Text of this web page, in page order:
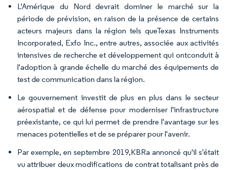
L'Amérique du Nord devrait dominer le marché sur la
période de prévision, en raison de la présence de certains
acteurs majeurs dans la région tels queTexas Instruments
Incorporated, Exfo Inc., entre autres, associée aux activités
intensives de recherche et développement qui ontconduit à
l'adoption à grande échelle du marché des équipements de
test de communication dans la région.
Le gouvernement investit de plus en plus dans le secteur
aérospatial et de défense pour moderniser l'infrastructure
préexistante, ce qui lui permet de prendre l'avantage sur les
menaces potentielles et de se préparer pour l'avenir.
Par exemple, en septembre 2019,KBRa annoncé qu'il s'était
vu attribuer deux modifications de contrat totalisant près de